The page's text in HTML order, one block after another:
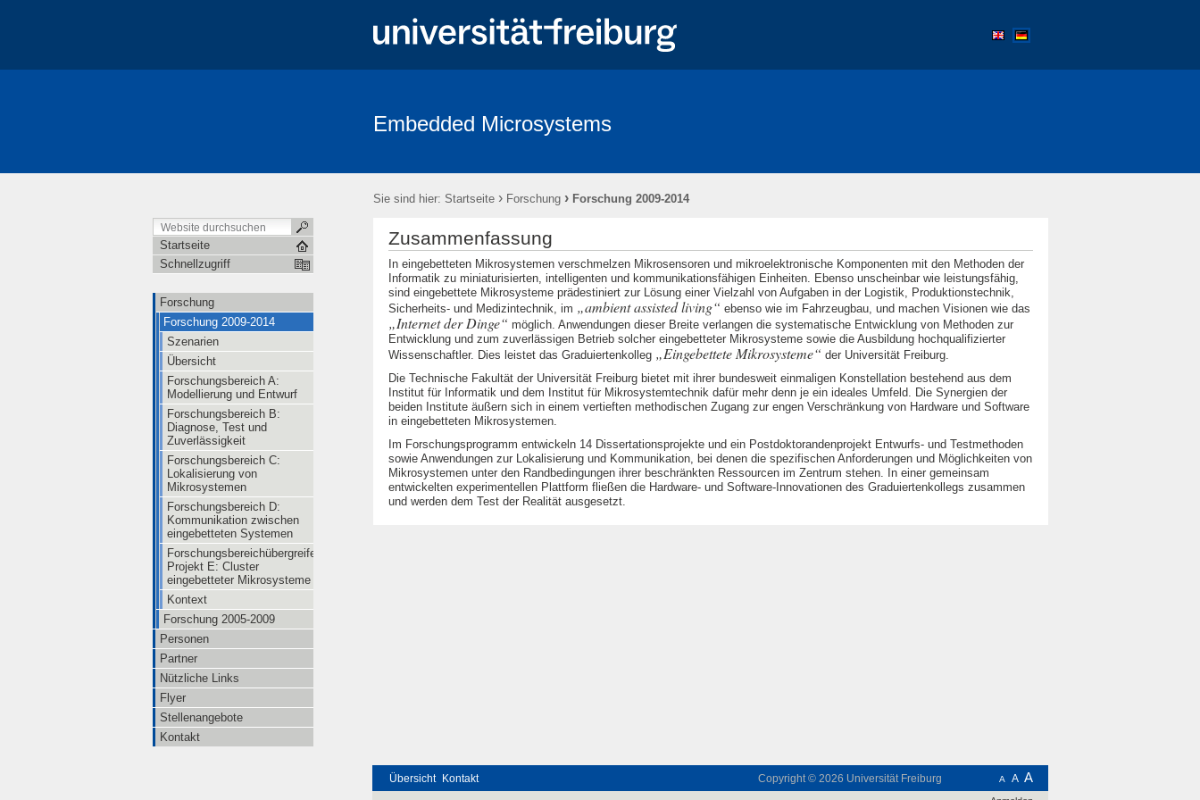
Embedded Microsystems
Sie sind hier: Startseite › Forschung › Forschung 2009-2014
Startseite
Schnellzugriff
Forschung
Forschung 2009-2014
Szenarien
Übersicht
Forschungsbereich A:
Modellierung und Entwurf
Forschungsbereich B:
Diagnose, Test und
Zuverlässigkeit
Forschungsbereich C:
Lokalisierung von
Mikrosystemen
Forschungsbereich D:
Kommunikation zwischen
eingebetteten Systemen
Forschungsbereichübergreifendes
Projekt E: Cluster
eingebetteter Mikrosysteme
Kontext
Forschung 2005-2009
Personen
Partner
Nützliche Links
Flyer
Stellenangebote
Kontakt
Zusammenfassung
In eingebetteten Mikrosystemen verschmelzen Mikrosensoren und mikroelektronische Komponenten mit den Methoden der
Informatik zu miniaturisierten, intelligenten und kommunikationsfähigen Einheiten. Ebenso unscheinbar wie leistungsfähig,
sind eingebettete Mikrosysteme prädestiniert zur Lösung einer Vielzahl von Aufgaben in der Logistik, Produktionstechnik,
Sicherheits- und Medizintechnik, im
ambient assisted living ebenso wie im Fahrzeugbau, und machen Visionen wie das
Internet der Dinge
möglich. Anwendungen dieser Breite verlangen die systematische Entwicklung von Methoden zur
Entwicklung und zum zuverlässigen Betrieb solcher eingebetteter Mikrosysteme sowie die Ausbildung hochqualifizierter
Wissenschaftler. Dies leistet das Graduiertenkolleg
Eingebettete Mikrosysteme
der Universität Freiburg.
Die Technische Fakultät der Universität Freiburg bietet mit ihrer bundesweit einmaligen Konstellation bestehend aus dem
Institut für Informatik und dem Institut für Mikrosystemtechnik dafür mehr denn je ein ideales Umfeld. Die Synergien der
beiden Institute äußern sich in einem vertieften methodischen Zugang zur engen Verschränkung von Hardware und Software
in eingebetteten Mikrosystemen.
Im Forschungsprogramm entwickeln 14 Dissertationsprojekte und ein Postdoktorandenprojekt Entwurfs- und Testmethoden
sowie Anwendungen zur Lokalisierung und Kommunikation, bei denen die spezifischen Anforderungen und Möglichkeiten von
Mikrosystemen unter den Randbedingungen ihrer beschränkten Ressourcen im Zentrum stehen. In einer gemeinsam
entwickelten experimentellen Plattform fließen die Hardware- und Software-Innovationen des Graduiertenkollegs zusammen
und werden dem Test der Realität ausgesetzt.
Übersicht Kontakt A A A
Copyright © 2026 Universität Freiburg